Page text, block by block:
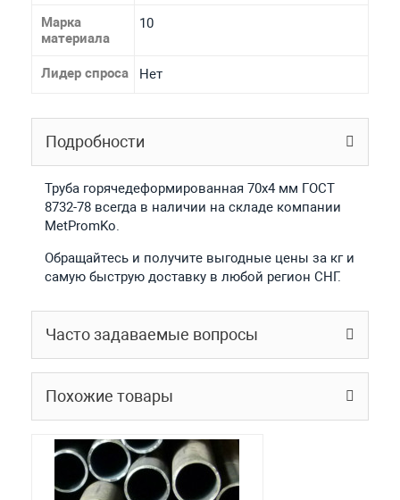
Марка
материала
10
Лидер спроса Нет
Подробности
Труба горячедеформированная 70х4 мм ГОСТ
8732-78 всегда в наличии на складе компании
MetPromKo.
Обращайтесь и получите выгодные цены за кг и
самую быструю доставку в любой регион СНГ.
Часто задаваемые вопросы
Похожие товары